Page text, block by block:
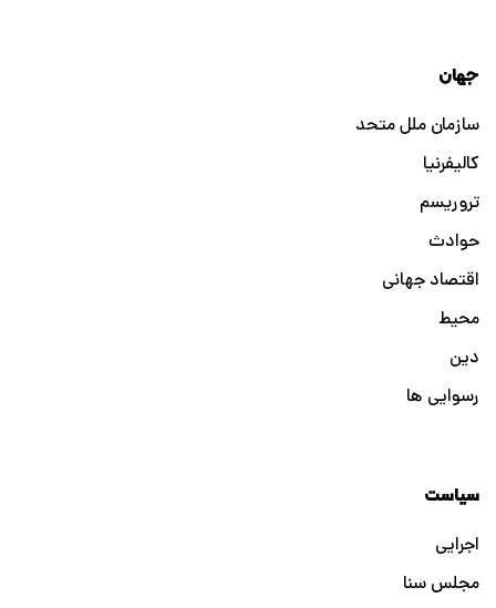
جهان
سازمان ملل متحد
کالیفرنیا
تروریسم
حوادث
اقتصاد جهانی
محیط
دین
رسوایی ها
سیاست
اجرایی
مجلس سنا